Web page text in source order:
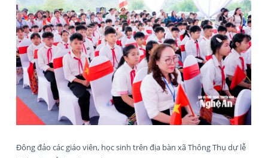
Đông đảo các giáo viên, học sinh trên địa bàn xã Thông Thụ dự lễ